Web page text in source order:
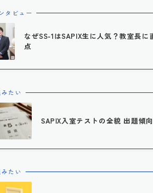
タビュー
なぜSS-1はSAPIX生に人気？教室長
点
たい
SAPIX入室テストの全貌 出題傾
たい